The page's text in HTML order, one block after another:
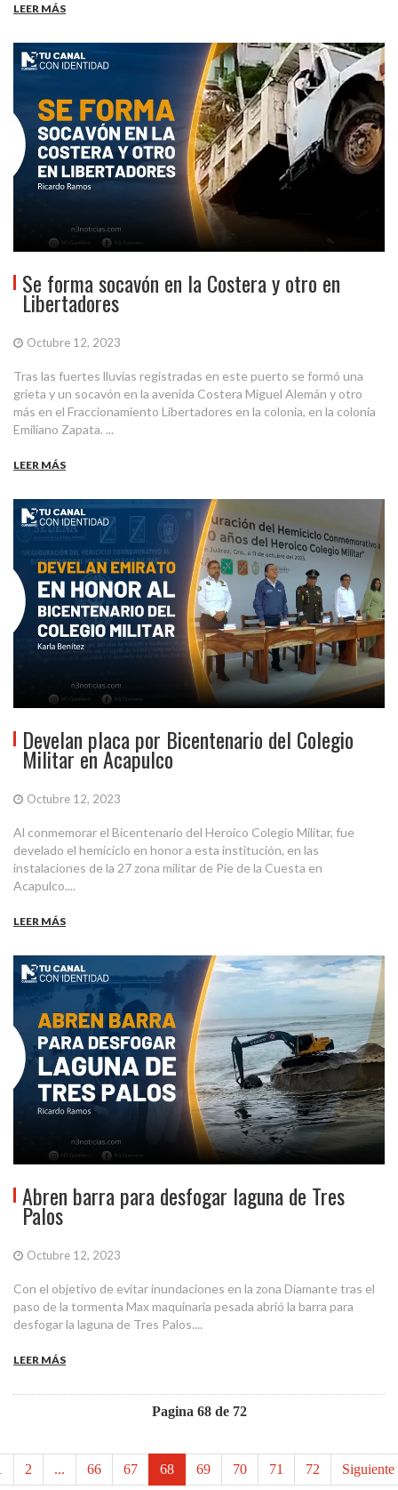
LEER MÁS
Se forma socavón en la Costera y otro en
Libertadores
Octubre 12, 2023
Tras las fuertes lluvias registradas en este puerto se formó una
grieta y un socavón en la avenida Costera Miguel Alemán y otro
más en el Fraccionamiento Libertadores en la colonia, en la colonia
Emiliano Zapata. ...
LEER MÁS
Develan placa por Bicentenario del Colegio
Militar en Acapulco
Octubre 12, 2023
Al conmemorar el Bicentenario del Heroico Colegio Militar, fue
develado el hemiciclo en honor a esta institución, en las
instalaciones de la 27 zona militar de Pie de la Cuesta en
Acapulco....
LEER MÁS
Abren barra para desfogar laguna de Tres
Palos
Octubre 12, 2023
Con el objetivo de evitar inundaciones en la zona Diamante tras el
paso de la tormenta Max maquinaria pesada abrió la barra para
desfogar la laguna de Tres Palos....
LEER MÁS
Pagina 68 de 72
2 ... 66 67 68 69 70 71 72 Siguiente